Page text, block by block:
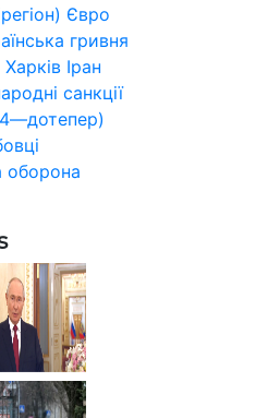
Євро
гривня
Харків Іран
санкції
оборона